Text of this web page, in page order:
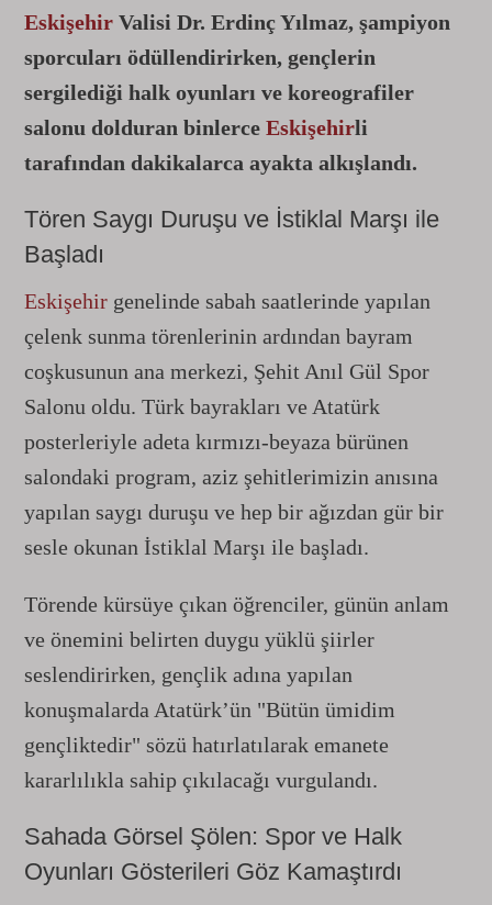
Eskişehir Valisi Dr. Erdinç Yılmaz, şampiyon
sporcuları ödüllendirirken, gençlerin
sergilediği halk oyunları ve koreografiler
salonu dolduran binlerce Eskişehirli
tarafından dakikalarca ayakta alkışlandı.
Tören Saygı Duruşu ve İstiklal Marşı ile
Başladı
Eskişehir genelinde sabah saatlerinde yapılan
çelenk sunma törenlerinin ardından bayram
coşkusunun ana merkezi, Şehit Anıl Gül Spor
Salonu oldu. Türk bayrakları ve Atatürk
posterleriyle adeta kırmızı-beyaza bürünen
salondaki program, aziz şehitlerimizin anısına
yapılan saygı duruşu ve hep bir ağızdan gür bir
sesle okunan İstiklal Marşı ile başladı.
Törende kürsüye çıkan öğrenciler, günün anlam
ve önemini belirten duygu yüklü şiirler
seslendirirken, gençlik adına yapılan
konuşmalarda Atatürk’ün "Bütün ümidim
gençliktedir" sözü hatırlatılarak emanete
kararlılıkla sahip çıkılacağı vurgulandı.
Sahada Görsel Şölen: Spor ve Halk
Oyunları Gösterileri Göz Kamaştırdı